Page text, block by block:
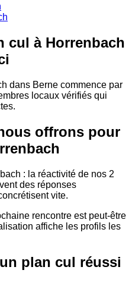
cul à Horrenbach
dans Berne commence par
locaux vérifiés qui
offrons pour
: la réactivité de nos 2
des réponses
vite.
rencontre est peut-être
affiche les profils les
plan cul réussi